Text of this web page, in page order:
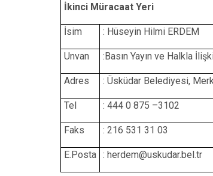
İkinci Müracaat Yeri
İsim : Hüseyin Hilmi ERDEM
Unvan :Basın Yayın ve Halkla
Adres : Üsküdar Belediyesi,
Tel : 444 0 875 –3102
Faks : 216 531 31 03
E.Posta : herdem@uskudar.bel.tr